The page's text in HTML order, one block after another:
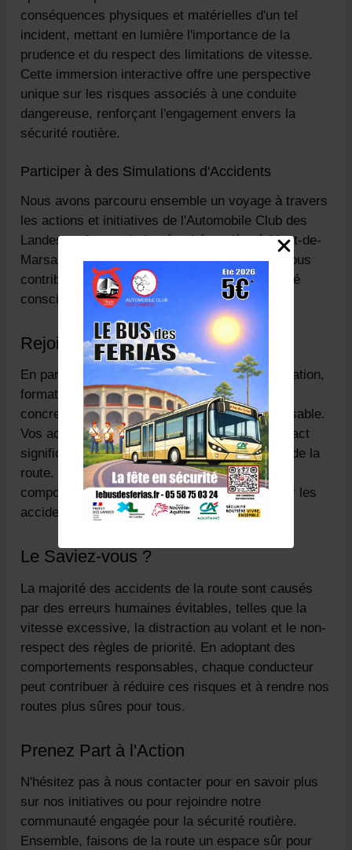
conséquences physiques et matérielles d'un tel
incident, mettant en lumière l'importance de la
prudence et du respect des limitations de vitesse.
Cette immersion interactive offre une perspective
unique sur les risques associés à une conduite
dangereuse, renforçant l'engagement envers la
sécurité routière.
Participer à des Simulations d'Accidents
Nous avons parcouru ensemble un voyage à travers
les actions et initiatives de l'Automobile Club des
Landes en faveur de la sécurité routière à Mont-de-
Marsan. Grâce à notre engagement continu, nous
contribuons au façonnement d'une communauté
consciente et responsable sur les routes.
Rejoignez notre Mouvement
En participant à nos programmes de sensibilisation,
formations et simulations, vous faites un pas
concret vers une conduite plus sûre et responsable.
Vos actions individuelles peuvent avoir un impact
significatif sur la sécurité de tous les usagers de la
route. Ensemble, nous pouvons changer les
comportements, réduire les risques et prévenir les
accidents.
Le Saviez-vous ?
La majorité des accidents de la route sont causés
par des erreurs humaines évitables, telles que la
vitesse excessive, la distraction au volant et le non-
respect des règles de priorité. En adoptant des
comportements responsables, chaque conducteur
peut contribuer à réduire ces risques et à rendre nos
routes plus sûres pour tous.
Prenez Part à l'Action
N'hésitez pas à nous contacter pour en savoir plus
sur nos initiatives ou pour rejoindre notre
communauté engagée pour la sécurité routière.
Ensemble, faisons de la route un espace sûr pour